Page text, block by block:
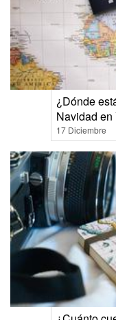
¿Dónde
Navidad
17 Diciembre